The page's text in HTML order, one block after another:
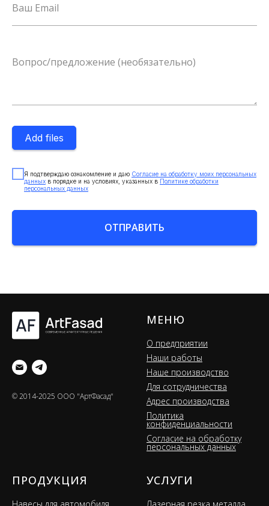
Ваш Email
Вопрос/предложение (необязательно)
Add files
Я пoдтвepждaю oзнaкoмлeниe и дaю Coглacиe нa oбpaбoтку мoиx пepcoнaльныx
дaнныx в пopядкe и нa уcлoвияx, укaзaнныx в Пoлитикe oбpaбoтки
пepcoнaльныx дaнныx
ОТПРАВИТЬ
© 2014-2025 OOO "АртФасад"
МЕНЮ
О предприятии
Наши работы
Наше производство
Для сотрудничества
Адрес производства
Пoлитикa
кoнфидeнциaльнocти
Согласие на обработку
персональных данных
ПРОДУКЦИЯ УСЛУГИ